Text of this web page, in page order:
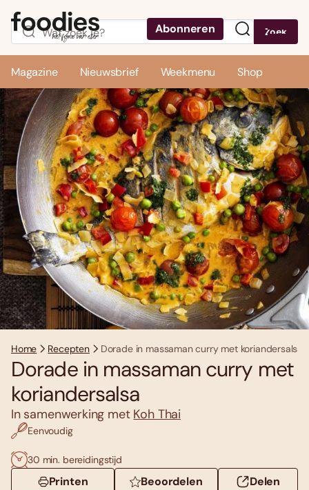
Abonneren Zoek
Magazine Nieuwsbrief Weekmenu Shop
Home Recepten Dorade in massaman curry met koriandersalsa
Dorade in massaman curry met
koriandersalsa
In samenwerking met Koh Thai
Eenvoudig
30 min. bereidingstijd
Printen Beoordelen Delen